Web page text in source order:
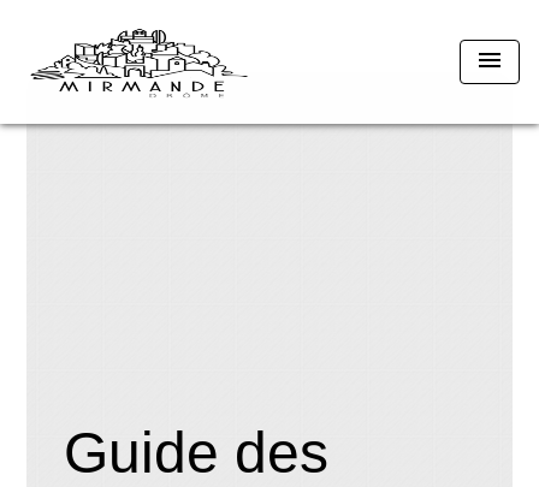
menu
Guide des